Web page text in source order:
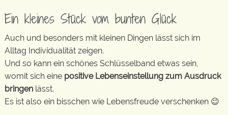
Ein kleines Stück vom bunten Glück
Auch und besonders mit kleinen Dingen lässt sich im
Alltag Individualität zeigen.
Und so kann ein schönes Schlüsselband etwas sein,
womit sich eine positive Lebenseinstellung zum Ausdruck
bringen lässt.
Es ist also ein bisschen wie Lebensfreude verschenken 😉